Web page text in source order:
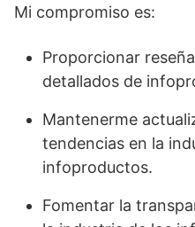
Mi compromiso es:
Proporcionar
detallados de
Mantenerme
tendencias en la
infoproductos.
Fomentar la